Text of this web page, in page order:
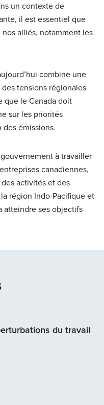
un contexte de
il est essentiel que
alliés, notamment les
combine une
tensions régionales
que le Canada doit
sur les priorités
émissions.
à travailler
canadiennes,
activités et des
région Indo-Pacifique et
atteindre ses objectifs
du travail